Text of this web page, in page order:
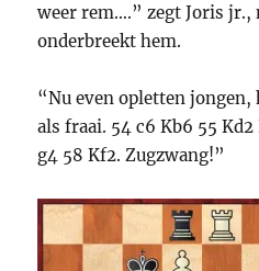
weer rem….” zegt Joris jr.,
onderbreekt hem.
“Nu even opletten jongen,
als fraai. 54 c6 Kb6 55 Kd2
g4 58 Kf2. Zugzwang!”